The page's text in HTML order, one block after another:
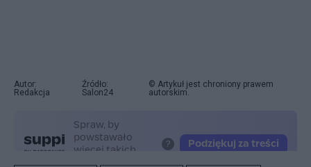
Autor:
Redakcja
Źródło:
Salon24
© Artykuł jest chroniony prawem
autorskim.